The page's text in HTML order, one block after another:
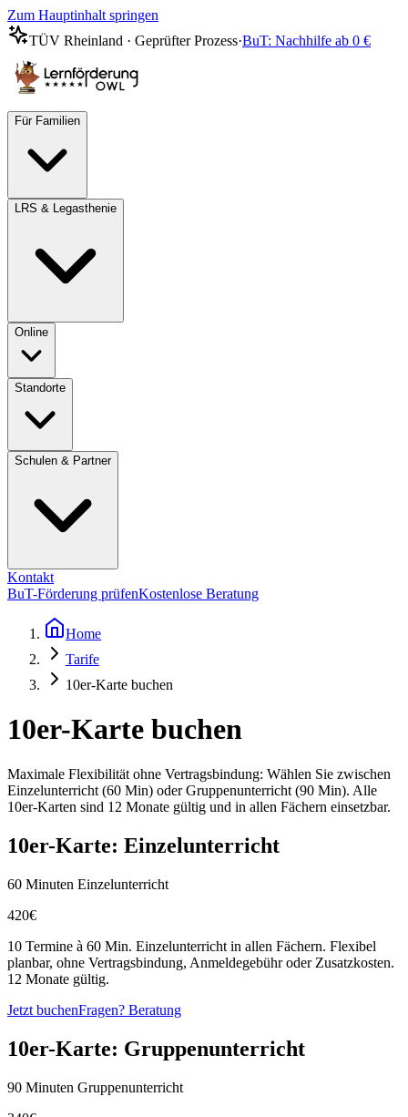
Zum Hauptinhalt springen
TÜV Rheinland · Geprüfter Prozess·BuT: Nachhilfe ab 0 €
Für Familien
LRS & Legasthenie
Online
Standorte
Schulen & Partner
Kontakt
BuT-Förderung prüfenKostenlose Beratung
Home
Tarife
10er-Karte buchen
10er-Karte buchen
Maximale Flexibilität ohne Vertragsbindung: Wählen Sie zwischen
Einzelunterricht (60 Min) oder Gruppenunterricht (90 Min). Alle
10er-Karten sind 12 Monate gültig und in allen Fächern einsetzbar.
10er-Karte: Einzelunterricht
60 Minuten Einzelunterricht
420€
10 Termine à 60 Min. Einzelunterricht in allen Fächern. Flexibel
planbar, ohne Vertragsbindung, Anmeldegebühr oder Zusatzkosten.
12 Monate gültig.
Jetzt buchenFragen? Beratung
10er-Karte: Gruppenunterricht
90 Minuten Gruppenunterricht